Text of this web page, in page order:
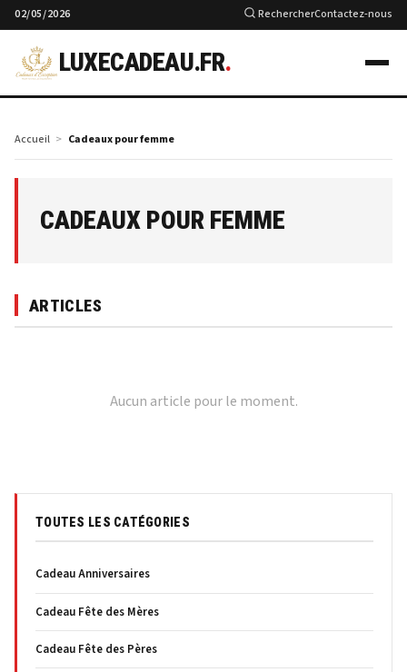
02/05/2026 RechercherContactez-nous
LUXECADEAU.FR.
Accueil Cadeaux pour femme
CADEAUX POUR FEMME
ARTICLES
Aucun article pour le moment.
TOUTES LES CATÉGORIES
Cadeau Anniversaires
Cadeau Fête des Mères
Cadeau Fête des Pères